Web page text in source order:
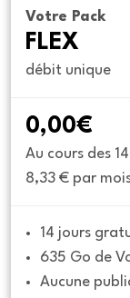
Votre Pack
FLEX
débit unique
0,00€
Au cours des
8,33 € par
14 jours
635 Go de
Aucune